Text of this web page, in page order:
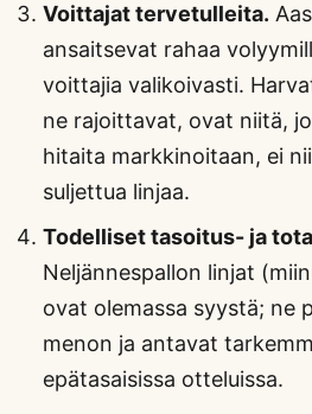
Voittajat tervetulleita.
ansaitsevat rahaa
voittajia valikoivasti.
ne rajoittavat, ovat niitä,
hitaita markkinoitaan, ei
suljettua linjaa.
Todelliset tasoitus- ja
Neljännespallon linjat
ovat olemassa syystä; ne
menon ja antavat
epätasaisissa otteluissa.